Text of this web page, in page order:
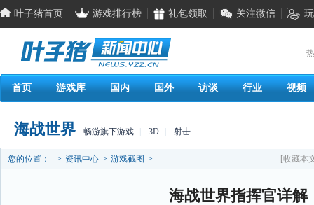
叶子猪首页 游戏排行榜 礼包领取 关注微信
首页 游戏库 国内 国外 访谈 行业 视频
海战世界 畅游旗下游戏 3D 射击
您的位置： > 资讯中心 > 游戏截图 > [收藏本
海战世界指挥官详解